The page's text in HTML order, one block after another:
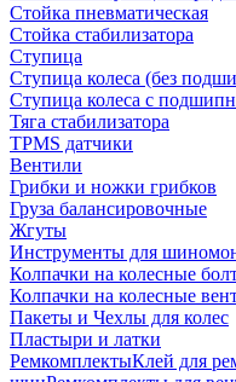
Стойка пневматическая
Стойка стабилизатора
Ступица
Ступица колеса (без
Ступица колеса с
Тяга стабилизатора
TPMS датчики
Вентили
Грибки и ножки грибков
Груза балансировочные
Жгуты
Инструменты для
Колпачки на колесные
Колпачки на колесные
Пакеты и Чехлы для колес
Пластыри и латки
РемкомплектыКлей для